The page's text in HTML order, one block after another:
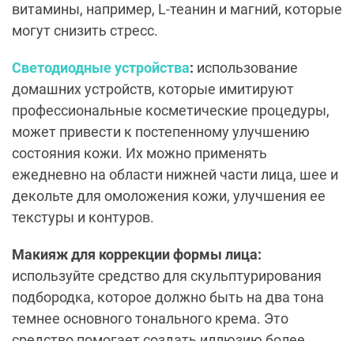
витамины, например, L-теанин и магний, которые
могут снизить стресс.
Светодиодные устройства: использование
домашних устройств, которые имитируют
профессиональные косметические процедуры,
может привести к постепенному улучшению
состояния кожи. Их можно применять
ежедневно на области нижней части лица, шее и
декольте для омоложения кожи, улучшения ее
текстуры и контуров.
Макияж для коррекции формы лица:
используйте средство для скульптурирования
подбородка, которое должно быть на два тона
темнее основного тонального крема. Это